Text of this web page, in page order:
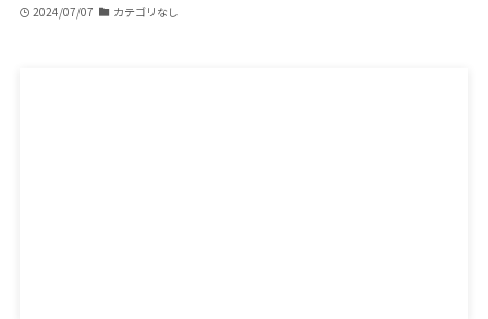
2024/07/07 カテゴリなし